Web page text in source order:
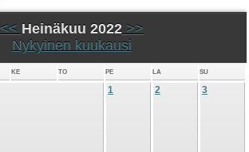
<< Heinäkuu 2022>>
Nykyinen kuukausi
KE TO PE LA SU
1 2 3